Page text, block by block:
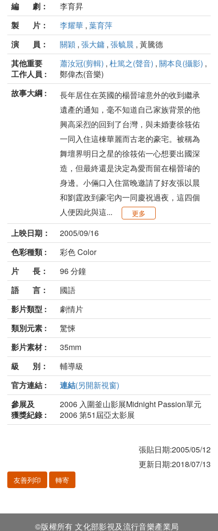
編 劇：
李育昇
製 片：
李耀華 , 葉育萍
演 員：
關穎 , 張大鏞 , 張毓晨 , 黃騰德
其他重要
工作人員 :
蕭汝冠(剪輯) , 杜篤之(聲音) , 關本良(攝影) ,
鄭偉杰(音樂)
故事大綱 :
長年居住在英國的楊晉璿意外的收到繼承
遺產的通知，毫不知道自己家族背景的他
興高采烈的回到了台灣，與未婚妻徐筱佑
一同入住這棟華麗而古老的豪宅。被稱為
舞壇界明日之星的徐筱佑一心想要出國深
造，但最終還是決定為愛而留在楊晉璿的
身邊。小倆口入住當晚邀請了好友張以晨
和劉霆政到豪宅內一同慶祝過夜，這四個
人便因此與這...
更多
上映日期：
2005/09/16
色彩種類 :
彩色 Color
片 長：
96 分鐘
語 言：
國語
影片類型 :
劇情片
類別元素 :
驚悚
影片素材 :
35mm
級 別：
輔導級
官方連結 :
連結(另開新視窗)
參展及
獲獎紀錄 :
2006 入圍釜山影展Midnight Passion單元
2006 第51屆亞太影展
張貼日期:2005/05/12
更新日期:2018/07/13
友善列印 轉寄
©版權所有 文化部影視及流行音樂產業局